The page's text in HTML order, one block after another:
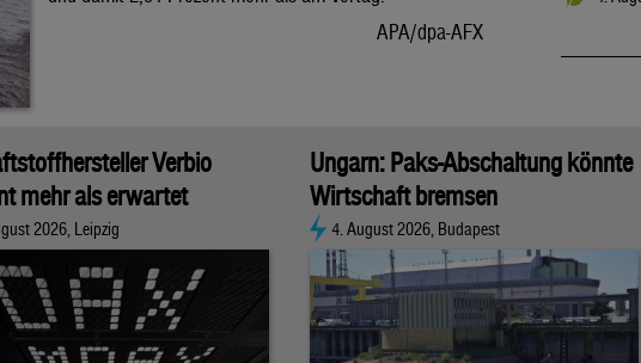
APA/dpa-AFX
Verbio
mehr als erwartet
2026, Leipzig
Ungarn: Paks-Abschaltung könnte
Wirtschaft bremsen
4. August 2026, Budapest